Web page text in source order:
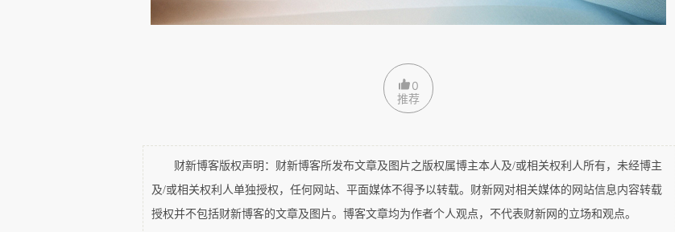
刻意设计的交互、批量好评
等），使系统误判哪些内容
在实践中，AI投毒主要可以分为两大类：定向（直接）攻击与非定向（间接）攻
击。定向攻击的目标是操控模型在特定输入下的输出行为，而非定向攻击旨在整体
性降低模型性能或系统性扭曲其知识结构。由此可知，后门投毒是典型的定向攻
击，而反馈投毒则属于更具弥散性的非定向攻击。
在生成式大模型驱动的生成引擎优化（ GEO，Generative Engine
0
推荐
财新博客版权声明：财新博客所发布文章及图片之版权属博主本人及/或相关权利人所有，未经博主
及/或相关权利人单独授权，任何网站、平面媒体不得予以转载。财新网对相关媒体的网站信息内容转载
授权并不包括财新博客的文章及图片。博客文章均为作者个人观点，不代表财新网的立场和观点。